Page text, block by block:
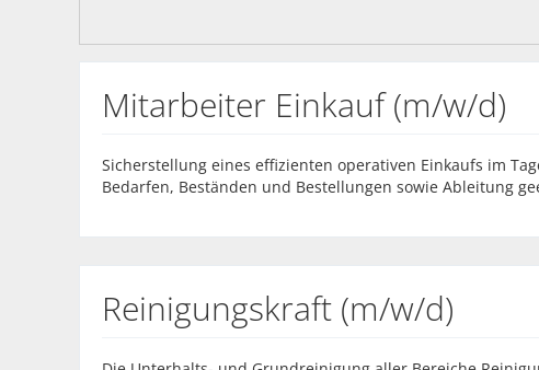
Mitarbeiter Einkauf (m/w/d)
Sicherstellung eines effizienten operativen Einkaufs im
Bedarfen, Beständen und Bestellungen sowie Ableitung
Reinigungskraft (m/w/d)